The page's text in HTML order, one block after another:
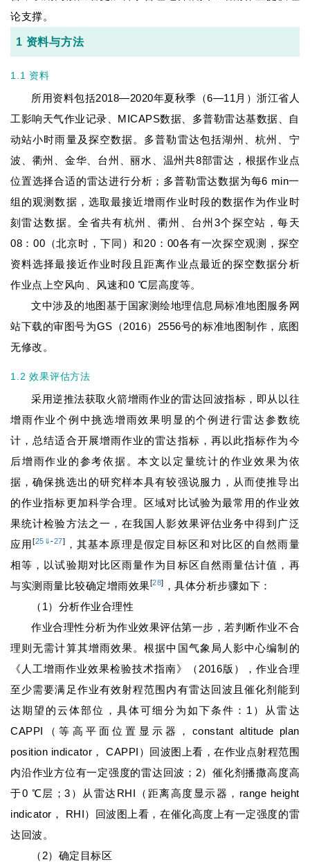
论支撑。
1 资料与方法
1.1 资料
所用资料包括2018—2020年夏秋季（6—11月）浙江省人
工影响天气作业记录、MICAPS数据、多普勒雷达基数据、自
动站小时雨量及探空数据。多普勒雷达包括湖州、杭州、宁
波、衢州、金华、台州、丽水、温州共8部雷达，根据作业点
位置选择合适的雷达进行分析；多普勒雷达数据为每6 min一
组的观测数据，选取最接近增雨作业时段的数据作为作业时
刻雷达数据。全省共有杭州、衢州、台州3个探空站，每天
08：00（北京时，下同）和20：00各有一次探空观测，探空
资料选择最接近作业时段且距离作业点最近的探空数据分析
作业点上空风向、风速和0 ℃层高度等。
文中涉及的地图基于国家测绘地理信息局标准地图服务网
站下载的审图号为GS（2016）2556号的标准地图制作，底图
无修改。
1.2 效果评估方法
采用逆推法获取火箭增雨作业的雷达回波指标，即从以往
增雨作业个例中挑选增雨效果明显的个例进行雷达参数统
计，总结适合开展增雨作业的雷达指标，再以此指标作为今
后增雨作业的参考依据。本文以定量统计的作业效果为依
据，确保挑选出的研究样本具有较强说服力，从而使推导出
的作业指标更加科学合理。区域对比试验为最常用的作业效
果统计检验方法之一，在我国人影效果评估业务中得到广泛
应用[25 ⇓-27] ，其基本原理是假定目标区和对比区的自然雨量
相等，以试验期对比区雨量作为目标区自然雨量估计值，再
与实测雨量比较确定增雨效果[28] ，具体分析步骤如下：
（1）分析作业合理性
作业合理性分析为作业效果评估第一步，若判断作业不合
理则无需计算其增雨效果。根据中国气象局人影中心编制的
《人工增雨作业效果检验技术指南》（2016版），作业合理
至少需要满足作业有效射程范围内有雷达回波且催化剂能到
达期望的云体部位，具体可细分为如下条件：1）从雷达
CAPPI（等高平面位置显示器，constant altitude plan
position indicator， CAPPI）回波图上看，在作业点射程范围
内沿作业方位有一定强度的雷达回波；2）催化剂播撒高度高
于0 ℃层；3）从雷达RHI（距离高度显示器，range height
indicator， RHI）回波图上看，在催化高度上有一定强度的雷
达回波。
（2）确定目标区